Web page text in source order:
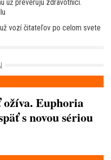
už preverujú zdravotníci.
vozí čitateľov po celom svete
Euphoria
s novou sériou